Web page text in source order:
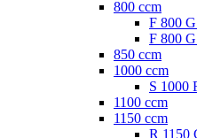
800 ccm
F 800
F 800
850 ccm
1000 ccm
S 1000
1100 ccm
1150 ccm
R 1150